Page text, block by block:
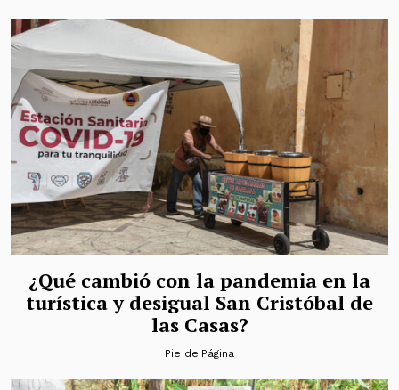
¿Qué cambió con la pandemia en la
turística y desigual San Cristóbal de
las Casas?
Pie de Página